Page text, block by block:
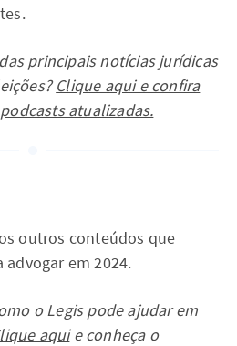
principais notícias jurídicas
Clique aqui e confira
atualizadas.
outros conteúdos que
em 2024.
o Legis pode ajudar em
aquie conheça o